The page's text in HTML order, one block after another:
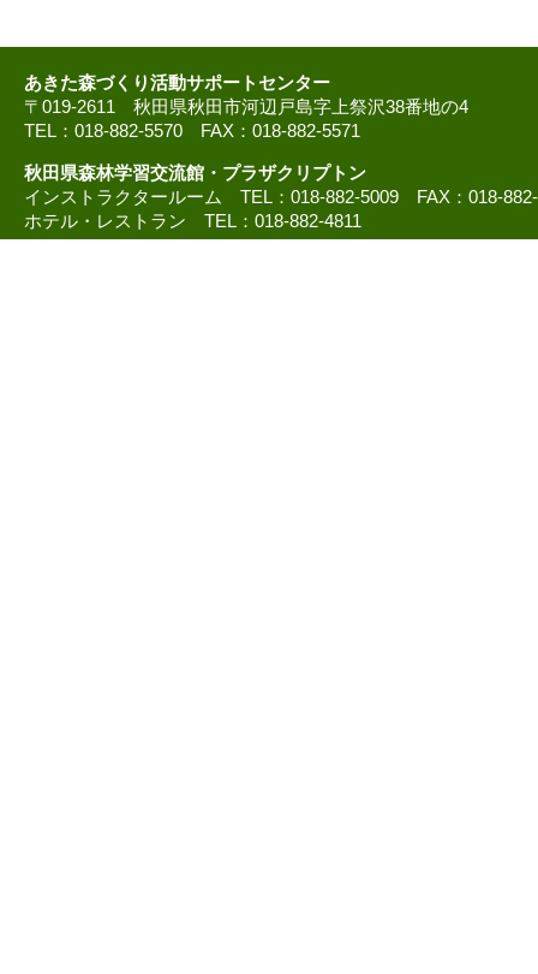
あきた森づくり活動サポートセンター
〒019-2611 秋田県秋田市河辺戸島字上祭沢38番地の4
TEL：018-882-5570 FAX：018-882-5571
秋田県森林学習交流館・プラザクリプトン
インストラクタールーム TEL：018-882-5009 FAX：018-
ホテル・レストラン TEL：018-882-4811